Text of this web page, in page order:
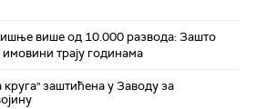
више од 10.000 развода: Зашто
трају годинама
заштићена у Заводу за